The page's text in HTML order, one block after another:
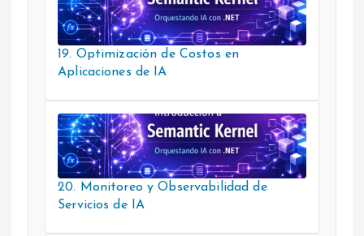
19. Optimización de Costos en
Aplicaciones de IA
20. Monitoreo y Observabilidad de
Servicios de IA